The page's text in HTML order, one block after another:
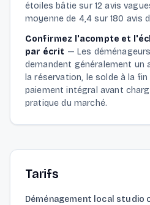
étoiles bâtie sur 12 avis
moyenne de 4,4 sur 180 avis
Confirmez l'acompte et
par écrit — Les
demandent généralement un
la réservation, le solde à la
paiement intégral avant
pratique du marché.
Tarifs
Déménagement local studio